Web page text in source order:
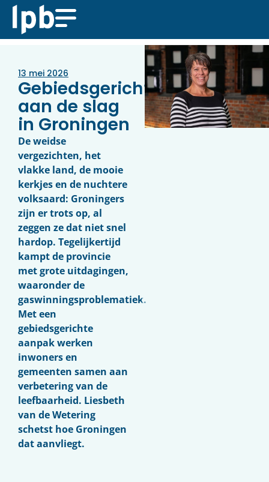
13 mei 2026
Gebiedsgericht
aan de slag
in Groningen
De weidse
vergezichten, het
vlakke land, de mooie
kerkjes en de nuchtere
volksaard: Groningers
zijn er trots op, al
zeggen ze dat niet snel
hardop. Tegelijkertijd
kampt de provincie
met grote uitdagingen,
waaronder de
gaswinningsproblematiek.
Met een
gebiedsgerichte
aanpak werken
inwoners en
gemeenten samen aan
verbetering van de
leefbaarheid. Liesbeth
van de Wetering
schetst hoe Groningen
dat aanvliegt.